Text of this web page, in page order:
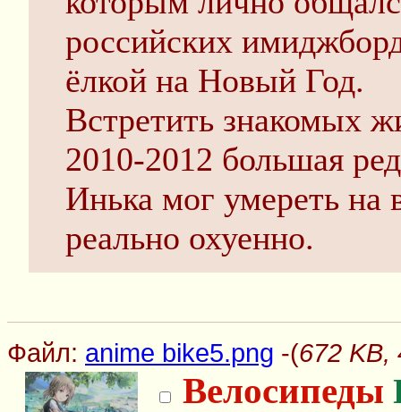
российских
ёлкой на Новый Год.
Встретить знакомых
2010-2012 большая
Инька мог умереть
реально охуенно.
Файл: anime bike5.png -(672 KB,
Велосипеды